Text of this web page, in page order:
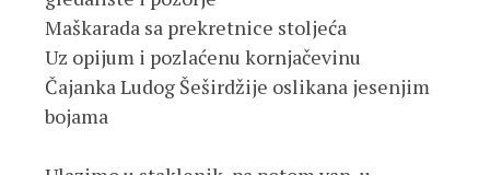
Maškarada sa prekretnice stoljeća
Uz opijum i pozlaćenu kornjačevinu
Čajanka Ludog Šeširdžije oslikana jesenjim
bojama